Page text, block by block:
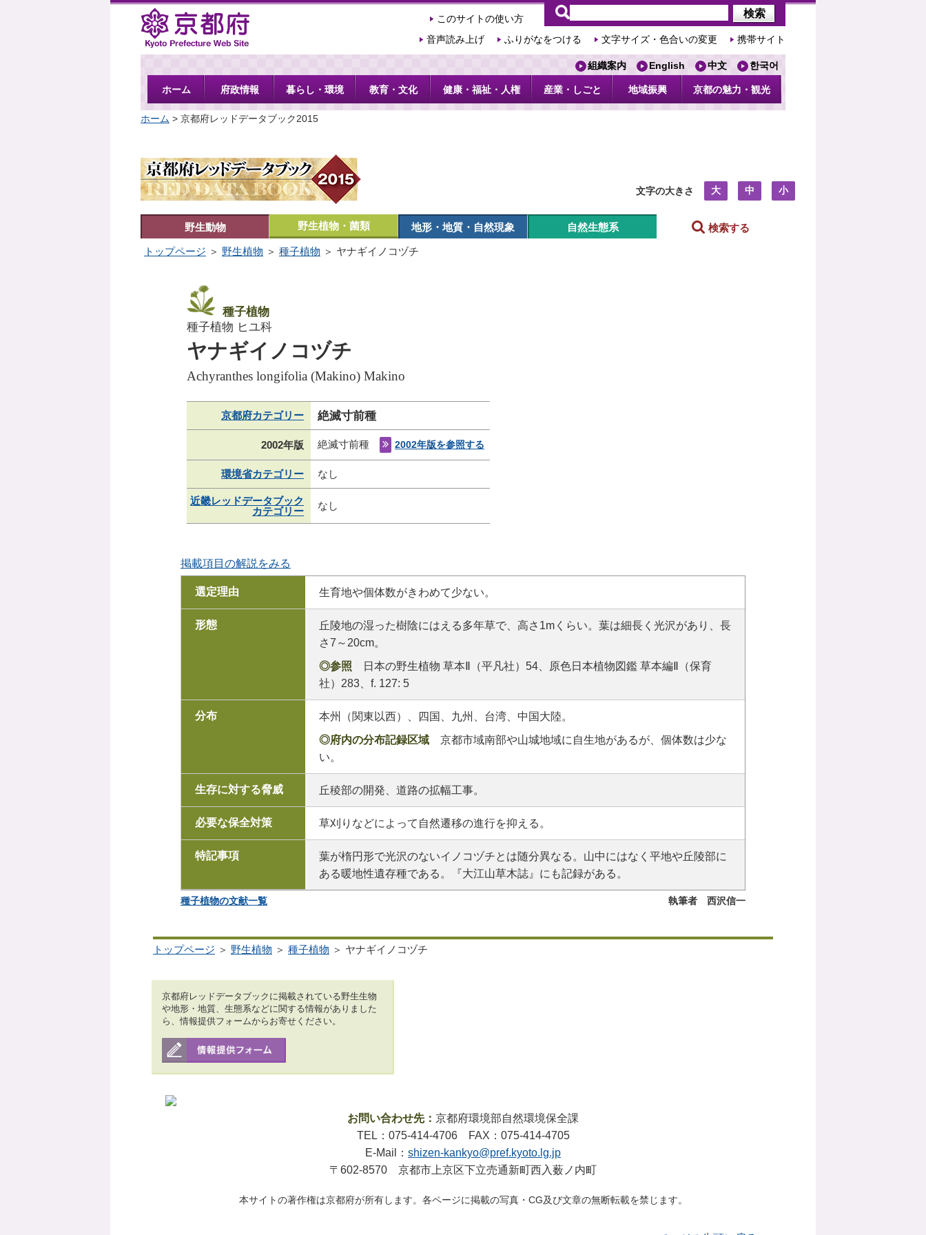
京都府
このサイトの使い方
音声読み上げ
ふりがなをつける 文字サイズ・色合いの変更 携帯サイト
組織案内 English 中文 한국어
ホーム 府政情報 暮らし・環境 教育・文化 健康・福祉・人権 産業・しごと 地域振興 京都の魅力・観光
ホーム > 京都府レッドデータブック2015
文字の大きさ 大 中 小
野生動物 野生植物・菌類 地形・地質・自然現象 自然生態系
検索する
トップページ ＞ 野生植物 ＞ 種子植物 ＞ ヤナギイノコヅチ
種子植物
種子植物 ヒユ科
ヤナギイノコヅチ
Achyranthes longifolia (Makino) Makino
京都府カテゴリー 絶滅寸前種
2002年版 絶滅寸前種 2002年版を参照する
環境省カテゴリー なし
近畿レッドデータブック
カテゴリー
なし
掲載項目の解説をみる
選定理由 生育地や個体数がきわめて少ない。
形態
丘陵地の湿った樹陰にはえる多年草で、高さ1mくらい。葉は細長く光沢があり、長
さ7～20cm。
◎参照 日本の野生植物 草本Ⅱ（平凡社）54、原色日本植物図鑑 草本編Ⅱ（保育
社）283、f. 127: 5
分布
本州（関東以西）、四国、九州、台湾、中国大陸。
◎府内の分布記録区域 京都市域南部や山城地域に自生地があるが、個体数は少な
い。
生存に対する脅威 丘稜部の開発、道路の拡幅工事。
必要な保全対策 草刈りなどによって自然遷移の進行を抑える。
特記事項
葉が楕円形で光沢のないイノコヅチとは随分異なる。山中にはなく平地や丘陵部に
ある暖地性遺存種である。『大江山草木誌』にも記録がある。
種子植物の文献一覧 執筆者 西沢信一
トップページ ＞ 野生植物 ＞ 種子植物 ＞ ヤナギイノコヅチ
京都府レッドデータブックに掲載されている野生生物
や地形・地質、生態系などに関する情報がありました
ら、情報提供フォームからお寄せください。
お問い合わせ先： 京都府環境部自然環境保全課
TEL：075-414-4706 FAX：075-414-4705
E-Mail： shizen-kankyo@pref.kyoto.lg.jp
〒602-8570 京都市上京区下立売通新町西入薮ノ内町
本サイトの著作権は京都府が所有します。各ページに掲載の写真・CG及び文章の無断転載を禁じます。